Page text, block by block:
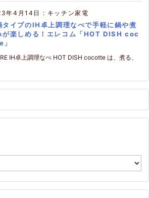
年4月14日 : キッチン家電
タイプのIH卓上調理なべで手軽に鍋や煮
が楽しめる！エレコム「HOT DISH coc
IH卓上調理なべ HOT DISH cocotte は、煮る、